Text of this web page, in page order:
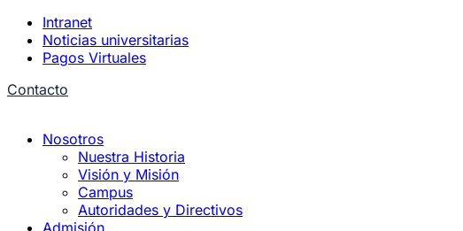
Intranet
Noticias universitarias
Pagos Virtuales
Contacto
Nosotros
Nuestra Historia
Visión y Misión
Campus
Autoridades y Directivos
Admisión